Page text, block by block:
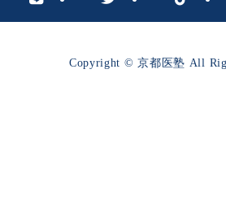
Copyright © 京都医塾 All